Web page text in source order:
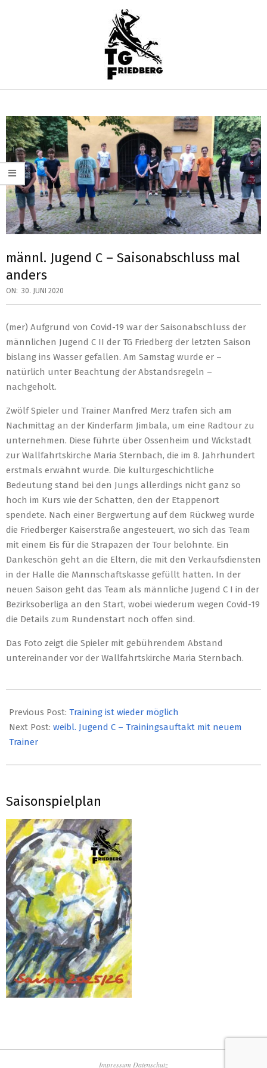
TG
FRIEDBERG
HANDBALL
Menu
männl. Jugend C – Saisonabschluss mal
anders
ON: 30. JUNI 2020
(mer) Aufgrund von Covid-19 war der Saisonabschluss der
männlichen Jugend C II der TG Friedberg der letzten Saison
bislang ins Wasser gefallen. Am Samstag wurde er –
natürlich unter Beachtung der Abstandsregeln –
nachgeholt.
Zwölf Spieler und Trainer Manfred Merz trafen sich am
Nachmittag an der Kinderfarm Jimbala, um eine Radtour zu
unternehmen. Diese führte über Ossenheim und Wickstadt
zur Wallfahrtskirche Maria Sternbach, die im 8. Jahrhundert
erstmals erwähnt wurde. Die kulturgeschichtliche
Bedeutung stand bei den Jungs allerdings nicht ganz so
hoch im Kurs wie der Schatten, den der Etappenort
spendete. Nach einer Bergwertung auf dem Rückweg wurde
die Friedberger Kaiserstraße angesteuert, wo sich das Team
mit einem Eis für die Strapazen der Tour belohnte. Ein
Dankeschön geht an die Eltern, die mit den Verkaufsdiensten
in der Halle die Mannschaftskasse gefüllt hatten. In der
neuen Saison geht das Team als männliche Jugend C I in der
Bezirksoberliga an den Start, wobei wiederum wegen Covid-19
die Details zum Rundenstart noch offen sind.
Das Foto zeigt die Spieler mit gebührendem Abstand
untereinander vor der Wallfahrtskirche Maria Sternbach.
06-
30
Previous Post: Training ist wieder möglich
Next Post: weibl. Jugend C – Trainingsauftakt mit neuem
Trainer
Saisonspielplan
Impressum Datenschutz